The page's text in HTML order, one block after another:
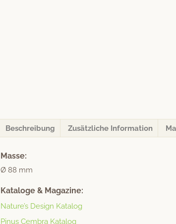
Beschreibung Zusätzliche Information
Masse:
Ø 88 mm
Kataloge & Magazine:
Nature’s Design Katalog
Pinus Cem­bra Katalog